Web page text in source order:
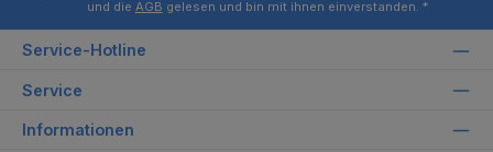
und die AGB gelesen und bin mit ihnen einverstanden. *
Service-Hotline
Service
Informationen